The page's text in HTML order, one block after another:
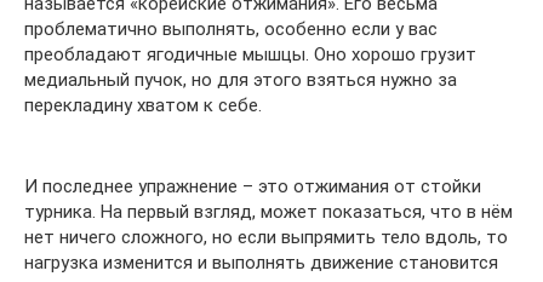
проблематично выполнять, особенно если у вас
преобладают ягодичные мышцы. Оно хорошо грузит
медиальный пучок, но для этого взяться нужно за
перекладину хватом к себе.
И последнее упражнение – это отжимания от стойки
турника. На первый взгляд, может показаться, что в нём
нет ничего сложного, но если выпрямить тело вдоль, то
нагрузка изменится и выполнять движение становится